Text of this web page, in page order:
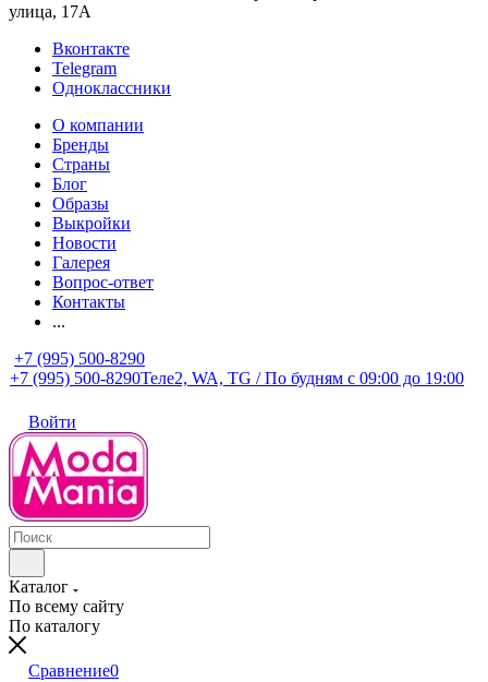
улица, 17А
Вконтакте
Telegram
Одноклассники
О компании
Бренды
Страны
Блог
Образы
Выкройки
Новости
Галерея
Вопрос-ответ
Контакты
...
+7 (995) 500-8290
+7 (995) 500-8290Теле2, WA, TG / По будням c 09:00 до 19:00
Войти
Каталог
По всему сайту
По каталогу
Сравнение0